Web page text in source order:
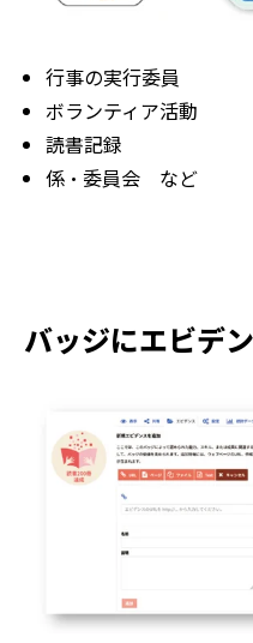
行事の実行委員
ボランティア活動
読書記録
係・委員会 など
バッジにエビデ